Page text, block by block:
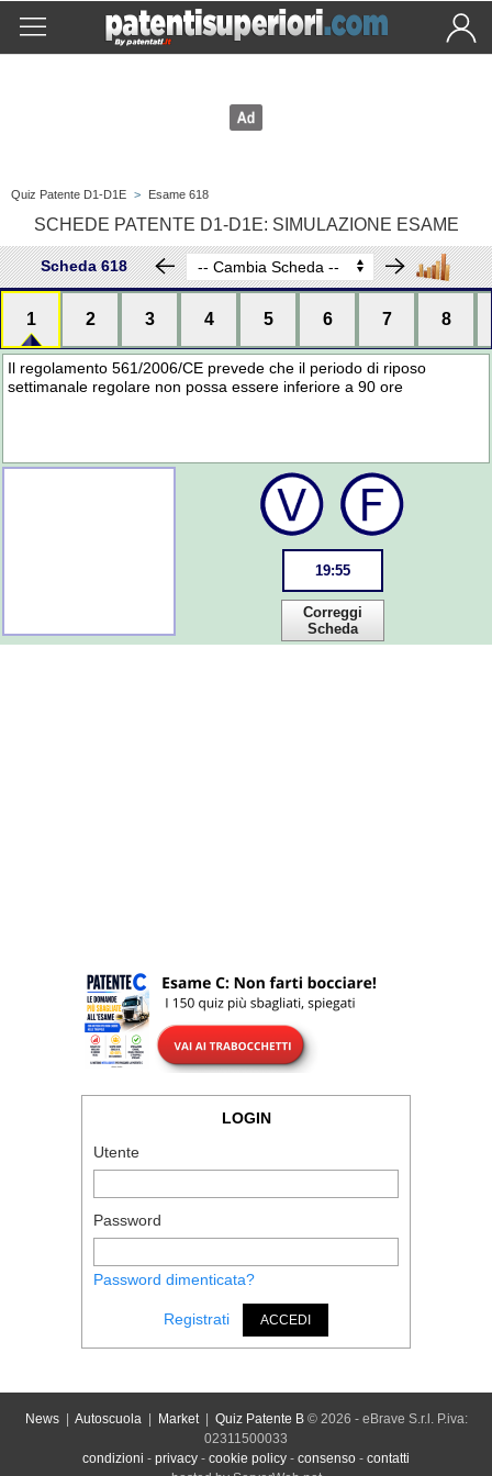
Quiz Patente D1-D1E > Esame 618
SCHEDE PATENTE D1-D1E: SIMULAZIONE ESAME
Scheda 618
1 2 3 4 5 6 7 8
Il regolamento 561/2006/CE prevede che il periodo di riposo
settimanale regolare non possa essere inferiore a 90 ore
19:55
Correggi
Scheda
LOGIN
Utente
Password
Password dimenticata?
Registrati ACCEDI
News| Autoscuola| Market| Quiz Patente B© 2026 - eBrave S.r.l. P.iva:
02311500033
condizioni - privacy - cookie policy - consenso - contatti